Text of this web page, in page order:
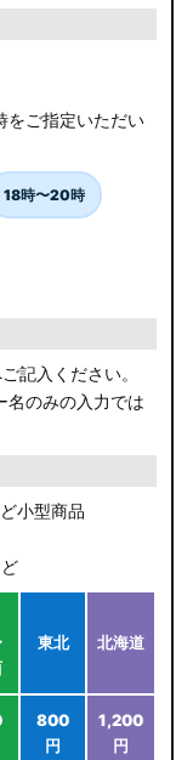
をご指定いただい
18時〜20時
記入ください。
名のみの入力では
小型商品
東北 北海道
800
円
1,200
円